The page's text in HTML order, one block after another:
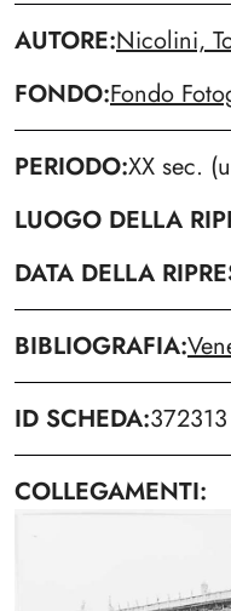
AUTORE Nicolini,
FONDO Fondo
PERIODO XX sec.
LUOGO DELLA
DATA DELLA
BIBLIOGRAFIA
ID SCHEDA 372313
COLLEGAMENTI